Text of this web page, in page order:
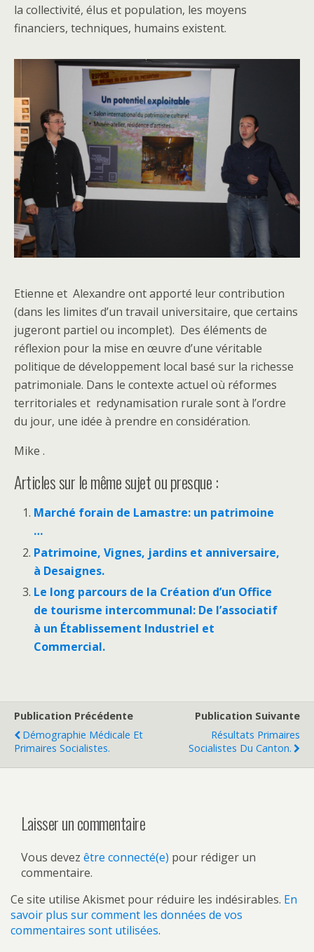
la collectivité, élus et population, les moyens
financiers, techniques, humains existent.
Etienne et Alexandre ont apporté leur contribution
(dans les limites d’un travail universitaire, que certains
jugeront partiel ou incomplet). Des éléments de
réflexion pour la mise en œuvre d’une véritable
politique de développement local basé sur la richesse
patrimoniale. Dans le contexte actuel où réformes
territoriales et redynamisation rurale sont à l’ordre
du jour, une idée à prendre en considération.
Mike .
Articles sur le même sujet ou presque :
Marché forain de Lamastre: un patrimoine
…
Patrimoine, Vignes, jardins et anniversaire,
à Desaignes.
Le long parcours de la Création d’un Office
de tourisme intercommunal: De l’associatif
à un Établissement Industriel et
Commercial.
Publication Précédente
Démographie Médicale Et
Primaires Socialistes.
Publication Suivante
Résultats Primaires
Socialistes Du Canton.
Laisser un commentaire
Vous devez être connecté(e) pour rédiger un
commentaire.
Ce site utilise Akismet pour réduire les indésirables. En
savoir plus sur comment les données de vos
commentaires sont utilisées.